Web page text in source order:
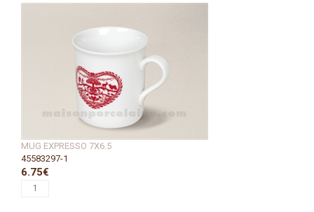
MUG EXPRESSO 7X6.5
45583297-1
6.75€